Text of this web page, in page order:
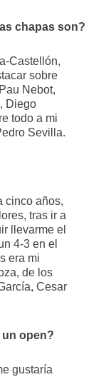
chapas son?
Castellón,
sobre
Nebot,
Diego
todo a mi
Sevilla.
cinco años,
tras ir a
llevarme el
4-3 en el
era mi
de los
Cesar
un open?
gustaría